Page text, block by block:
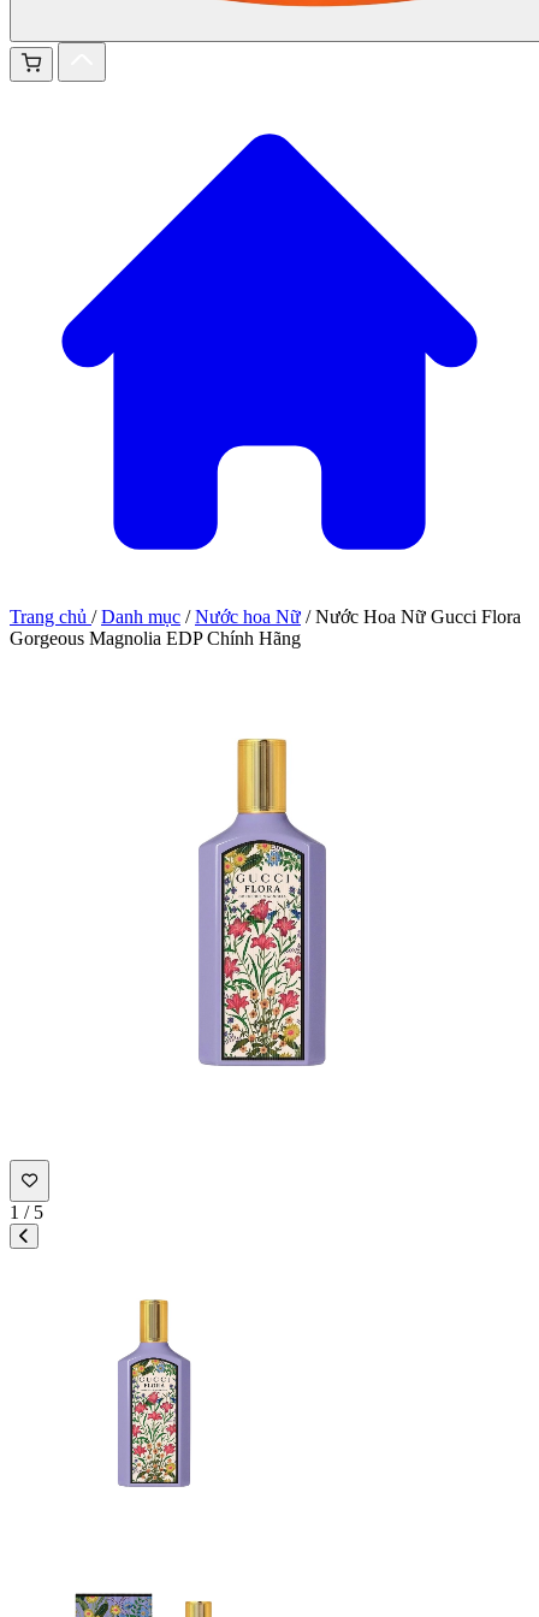
Trang chủ / Danh mục / Nước hoa Nữ / Nước Hoa Nữ Gucci Flora
Gorgeous Magnolia EDP Chính Hãng
1 / 5